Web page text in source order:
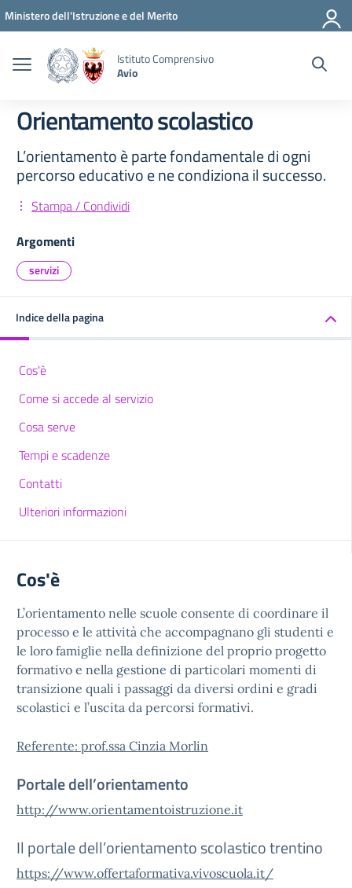
Vai ai contenuti
Vai al menu di navigazione
Vai al footer
Ministero dell'Istruzione e del Merito
Istituto Comprensivo
Avio
Orientamento scolastico
L’orientamento è parte fondamentale di ogni
percorso educativo e ne condiziona il successo.
Stampa / Condividi
Argomenti
servizi
Indice della pagina
Cos'è
Come si accede al servizio
Cosa serve
Tempi e scadenze
Contatti
Ulteriori informazioni
Cos'è
L’orientamento nelle scuole consente di coordinare il
processo e le attività che accompagnano gli studenti e
le loro famiglie nella definizione del proprio progetto
formativo e nella gestione di particolari momenti di
transizione quali i passaggi da diversi ordini e gradi
scolastici e l’uscita da percorsi formativi.
Referente: prof.ssa Cinzia Morlin
Portale dell’orientamento
http://www.orientamentoistruzione.it
Il portale dell’orientamento scolastico trentino
https://www.offertaformativa.vivoscuola.it/